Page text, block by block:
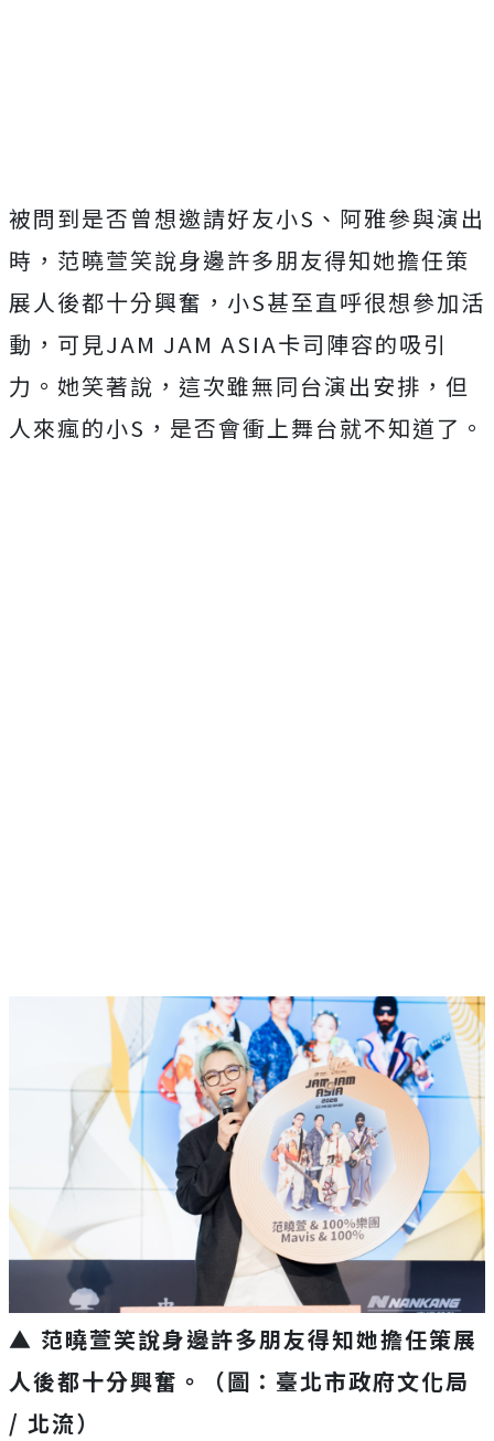
被問到是否曾想邀請好友小S、阿雅參與演出
時，范曉萱笑說身邊許多朋友得知她擔任策
展人後都十分興奮，小S甚至直呼很想參加活
動，可見JAM JAM ASIA卡司陣容的吸引
力。她笑著說，這次雖無同台演出安排，但
人來瘋的小S，是否會衝上舞台就不知道了。
▲ 范曉萱笑說身邊許多朋友得知她擔任策展
人後都十分興奮。（圖：臺北市政府文化局
/ 北流）